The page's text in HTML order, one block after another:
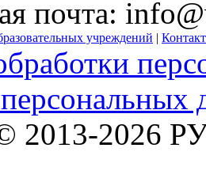
почта:
учреждений |
2013-2026